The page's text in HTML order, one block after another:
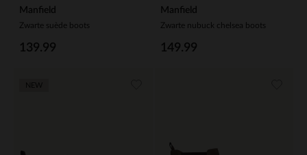
Manfield
Zwarte suède boots
139.99
Manfield
Zwarte nubuck chelsea boots
149.99